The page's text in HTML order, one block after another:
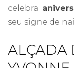
celebra
seu signe de
ALÇADA